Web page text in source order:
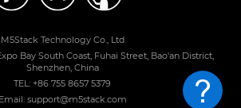
M5Stack Technology Co., Ltd
Bay South Coast, Fuhai Street, Bao'an District,
Shenzhen, China
TEL: +86 755 8657 5379
Email: support@m5stack.com